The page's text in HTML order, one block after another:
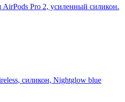
Pro 2, усиленный силикон.
силикон, Nightglow blue